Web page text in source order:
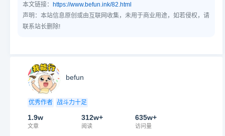
本文链接： https://www.befun.ink/82.html
声明：本站信息原创或由互联网收集，未用于商业用途，如若侵权，请
联系站长删除!
befun
优秀作者 战斗力十足
1.9w
文章
312w+
阅读
635w+
访问量